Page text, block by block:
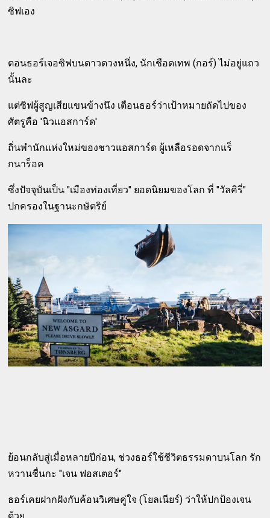
ซิฟเอง
ตอนธอร์เจอซิฟบนดาวดวงหนึ่ง, นักเชือดเทพ (กอร์) ไม่อยู่แถว
นั้นละ
แต่ซิฟผู้สูญเสียแขนข้างนึง เตือนธอร์ว่าเป้าหมายถัดไปของ
ศัตรูคือ 'นิวแอสการ์ด'
ถิ่นพำนักแห่งใหม่ของชาวแอสการ์ด ผู้เหลือรอดจากแร็
กนาร็อค
ซึ่งปัจจุบันเป็น "เมืองท่องเที่ยว" ยอดนิยมของโลก ที่ "วัลคิรี่"
ปกครองในฐานะกษัตริย์
ย้อนกลับสู่เมื่อหลายปีก่อน, ช่วงธอร์ใช้ชีวิตธรรมดาบนโลก รัก
หวานชื่นกะ "เจน ฟอสเตอร์"
ธอร์เคยฝากฝังกับค้อนวิเศษคู่ใจ (โยลเนียร์) ว่าให้ปกป้องเจน